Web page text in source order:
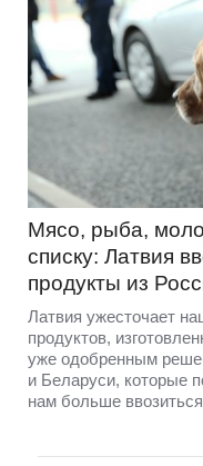
Мясо, рыба,
списку: Латвия
продукты из
Латвия ужесточает
продуктов,
уже одобренным
и Беларуси, которые
нам больше